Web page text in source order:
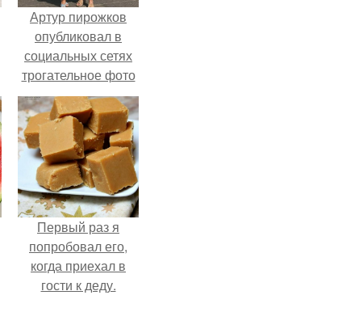
Артур пирожков
опубликовал в
социальных сетях
трогательное фото
с супругой
Анжеликой,
сделанное во
время их недавнего
путешествия в
Италию.
Первый раз я
попробовал его,
когда приехал в
гости к деду.